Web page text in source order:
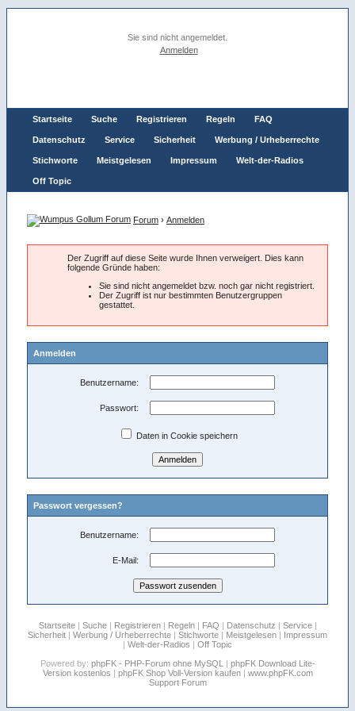
Sie sind nicht angemeldet.
Anmelden
Startseite Suche Registrieren Regeln FAQ
Datenschutz Service Sicherheit Werbung / Urheberrechte
Stichworte Meistgelesen Impressum Welt-der-Radios
Off Topic
Forum › Anmelden
Der Zugriff auf diese Seite wurde Ihnen verweigert. Dies kann
folgende Gründe haben:
Sie sind nicht angemeldet bzw. noch gar nicht registriert.
Der Zugriff ist nur bestimmten Benutzergruppen
gestattet.
Anmelden
Benutzername:
Passwort:
Daten in Cookie speichern
Passwort vergessen?
Benutzername:
E-Mail:
Startseite| Suche| Registrieren| Regeln| FAQ Datenschutz Service|
Sicherheit
Werbung / Urheberrechte Stichworte Meistgelesen
Impressum
Welt-der-Radios
Off Topic
Powered by: phpFK - PHP-Forum ohne MySQL
phpFK Download Lite-
Version kostenlos
phpFK Shop Voll-Version kaufen| www.phpFK.com
Support Forum